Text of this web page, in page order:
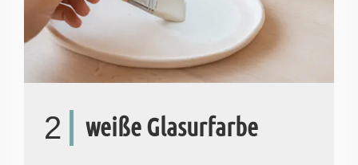
2 weiße Glasurfarbe